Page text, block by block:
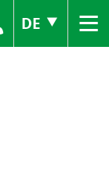
DE ≡